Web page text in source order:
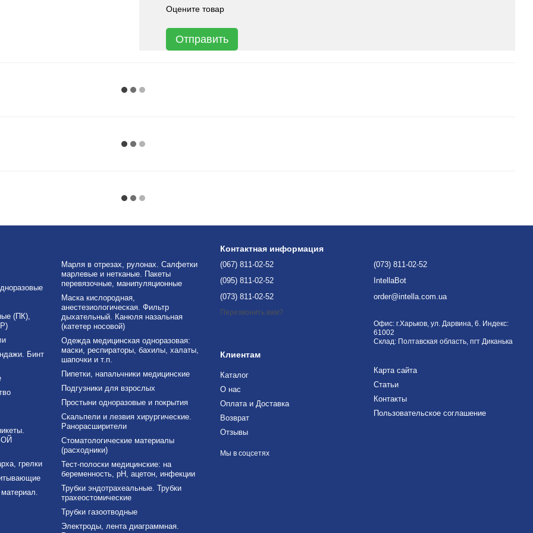
Оцените товар
Отправить
(ПК),
Бинт
грелки
Марля в отрезах, рулонах. Салфетки
марлевые и нетканые. Пакеты
перевязочные, манипуляционные
Маска кислородная,
анестезиологическая. Фильтр
дыхательный. Канюля назальная
(катетер носовой)
Одежда медицинская одноразовая:
маски, респираторы, бахилы, халаты,
шапочки и т.п.
Пипетки, напальчники медицинские
Подгузники для взрослых
Простыни одноразовые и покрытия
Скальпели и лезвия хирургические.
Ранорасширители
Стоматологические материалы
(расходники)
Тест-полоски медицинские: на
беременность, рН, ацетон, инфекции
Трубки эндотрахеальные. Трубки
трахеостомические
Трубки газоотводные
Электроды, лента диаграммная.
Контактная информация
(067) 811-02-52
(095) 811-02-52
(073) 811-02-52
Перезвонить вам?
(073) 811-02-52
IntellaBot
order@intella.com.ua
Офис: г.Харьков, ул. Дарвина, 6. Индекс:
61002
Склад: Полтавская область, пгт Диканька
Клиентам
Каталог
О нас
Оплата и Доставка
Возврат
Отзывы
Карта сайта
Статьи
Контакты
Пользовательское соглашение
Мы в соцсетях